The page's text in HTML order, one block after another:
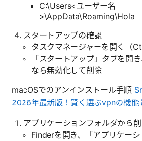
C:\Users<ユーザー名
>\AppData\Roaming\Hola
スタートアップの確認
タスクマネージャーを開く（
「スタートアップ」タブを開
なら無効化して削除
macOSでのアンインストール手順
2026年最新版！賢く選ぶvpnの機能
アプリケーションフォルダから
Finderを開き、「アプリケー